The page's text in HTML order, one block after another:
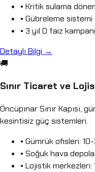
• Kritik sulama
• Gübreleme
• 3 yıl 0 faiz
Detaylı Bilgi →
🚚
Sınır Ticaret ve
Öncüpınar Sınır Kapısı,
kesintisiz güç sistemleri.
• Gümrük ofisleri:
• Soğuk hava
• Lojistik